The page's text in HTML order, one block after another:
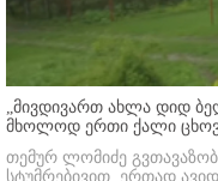
„მივდივართ ახლა დიდ
მხოლოდ ერთი ქალი
თემურ ლომიძე
სტუმრებივით, ერთად